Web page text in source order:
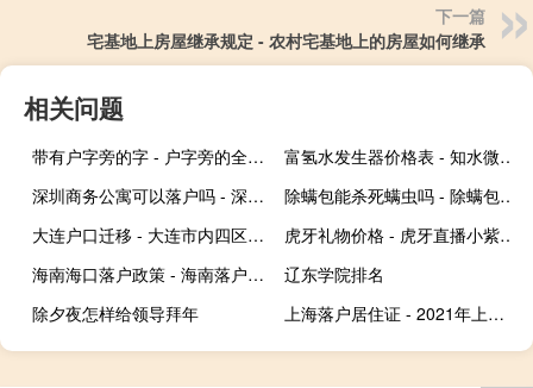
下一篇
宅基地上房屋继承规定 - 农村宅基地上的房屋如何继承
相关问题
带有户字旁的字 - 户字旁的全部字
富氢水发生器价格表 - 知水微型富氢制水机价格
深圳商务公寓可以落户吗 - 深圳可落户的公寓
除螨包能杀死螨虫吗 - 除螨包变色就是有螨虫吗
大连户口迁移 - 大连市内四区迁户口流程
虎牙礼物价格 - 虎牙直播小紫本礼物表
海南海口落户政策 - 海南落户政策条件
辽东学院排名
除夕夜怎样给领导拜年
上海落户居住证 - 2021年上海居住证转户口